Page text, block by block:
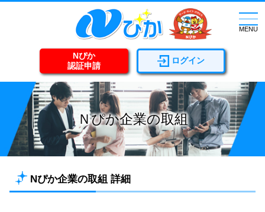
Nぴか
認証申請
ログイン
MENU
Ｎぴか企業の取組
Nぴか企業の取組 詳細